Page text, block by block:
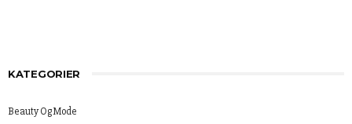
KATEGORIER
Beauty Og Mode